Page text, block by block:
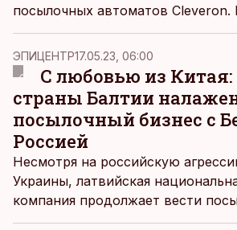
посылочных автоматов Cleveron.
рассчитывает создать единый
удобный для пользователей и
ЭПИЦЕНТР17.05.23, 06:00
С любовью из Китая:
страны Балтии
посылочный бизнес с
Россией
Несмотря на российскую
Украины, латвийская
компания продолжает вести
Россией и ее союзником